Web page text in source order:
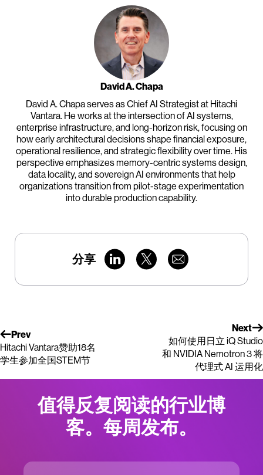
David A. Chapa
David A. Chapa serves as Chief AI Strategist at Hitachi
Vantara. He works at the intersection of AI systems,
enterprise infrastructure, and long-horizon risk, focusing on
how early architectural decisions shape financial exposure,
operational resilience, and strategic flexibility over time. His
perspective emphasizes memory-centric systems design,
data locality, and sovereign AI environments that help
organizations transition from pilot-stage experimentation
into durable production capability.
分享
Prev
Hitachi Vantara赞助18名
学生参加全国STEM节
Next
如何使用日立 iQ Studio
和 NVIDIA Nemotron 3 将
代理式 AI 运用化
值得反复阅读的行业博
客。每周发布。